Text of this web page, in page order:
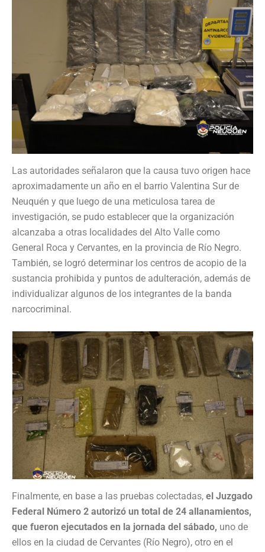
Las autoridades señalaron que la causa tuvo origen hace
aproximadamente un año en el barrio Valentina Sur de
Neuquén y que luego de una meticulosa tarea de
investigación, se pudo establecer que la organización
alcanzaba a otras localidades del Alto Valle como
General Roca y Cervantes, en la provincia de Río Negro.
También, se logró determinar los centros de acopio de la
sustancia prohibida y puntos de adulteración, además de
individualizar algunos de los integrantes de la banda
narcocriminal.
Finalmente, en base a las pruebas colectadas, el Juzgado
Federal Número 2 autorizó un total de 24 allanamientos,
que fueron ejecutados en la jornada del sábado, uno de
ellos en la ciudad de Cervantes (Río Negro), otro en el